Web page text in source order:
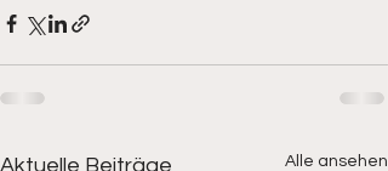
Aktuelle Beiträge Alle ansehen